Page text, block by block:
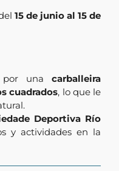
15 de junio al 15 de
por una carballeira
cuadrados, lo que le
Deportiva Río
y actividades en la